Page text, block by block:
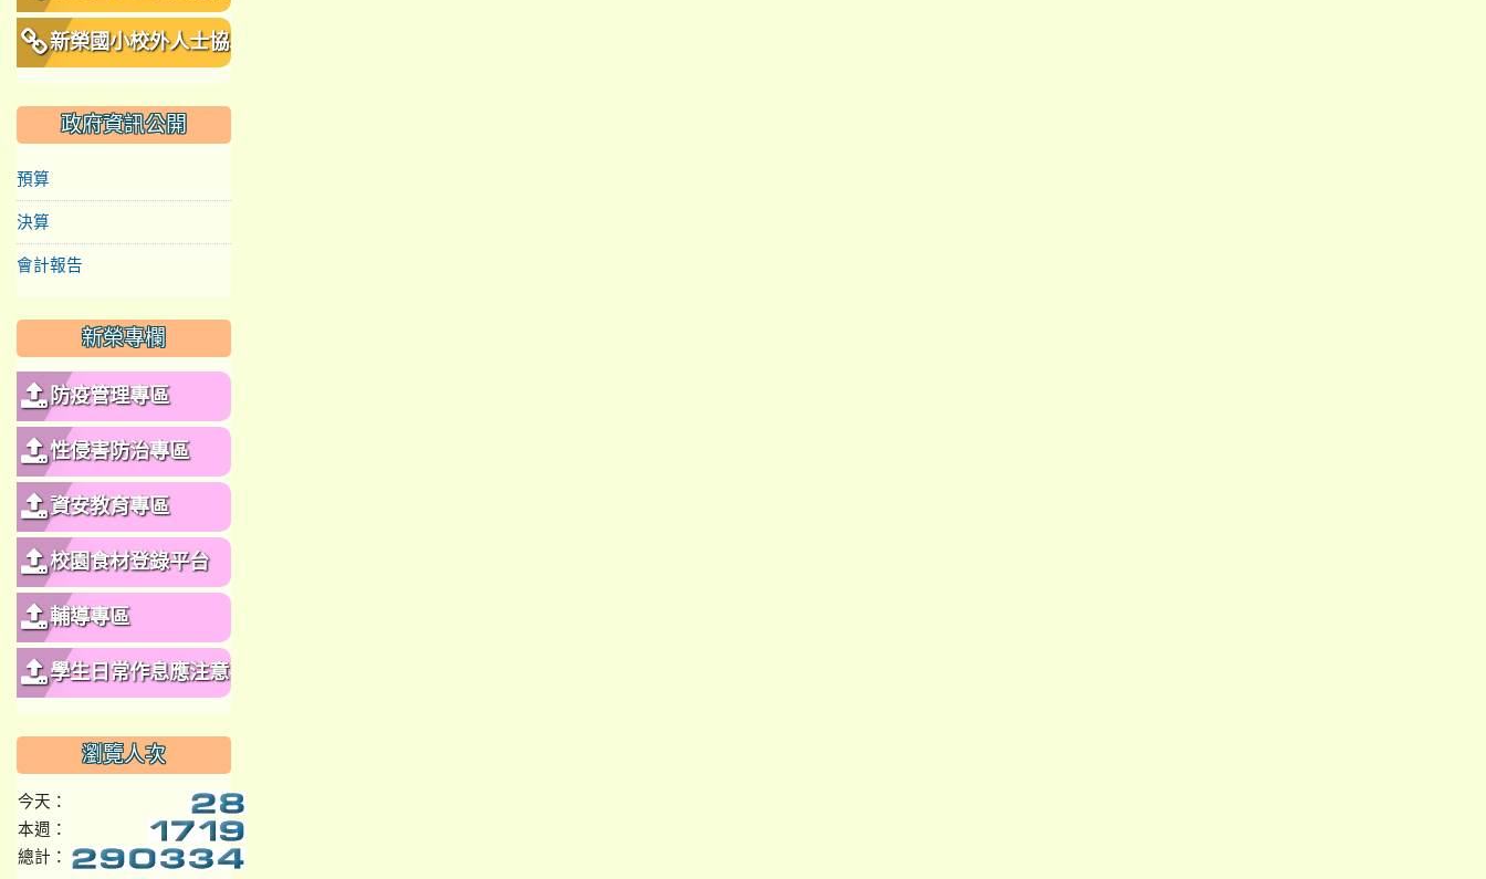
施、申訴及懲戒規範
新榮國小校外人士協助
政府資訊公開
預算
決算
會計報告
新榮專欄
防疫管理專區
性侵害防治專區
資安教育專區
校園食材登錄平台
輔導專區
學生日常作息應注意事
瀏覽人次
今天：
本週：
總計：